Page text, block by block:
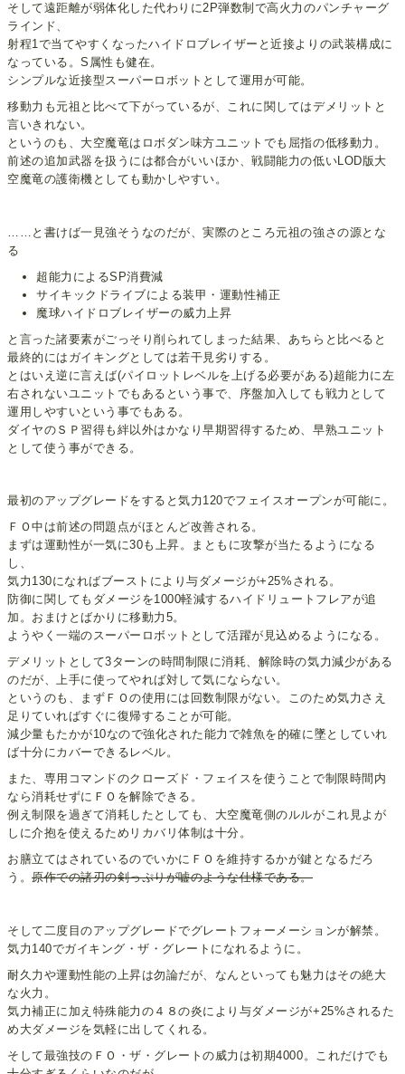
そして遠距離が弱体化した代わりに2P弾数制で高火力のパンチャーグ
ラインド、
射程1で当てやすくなったハイドロブレイザーと近接よりの武装構成に
なっている。S属性も健在。
シンプルな近接型スーパーロボットとして運用が可能。
移動力も元祖と比べて下がっているが、これに関してはデメリットと
言いきれない。
というのも、大空魔竜はロボダン味方ユニットでも屈指の低移動力。
前述の追加武器を扱うには都合がいいほか、戦闘能力の低いLOD版大
空魔竜の護衛機としても動かしやすい。
……と書けば一見強そうなのだが、実際のところ元祖の強さの源とな
る
超能力によるSP消費減
サイキックドライブによる装甲・運動性補正
魔球ハイドロブレイザーの威力上昇
と言った諸要素がごっそり削られてしまった結果、あちらと比べると
最終的にはガイキングとしては若干見劣りする。
とはいえ逆に言えば(パイロットレベルを上げる必要がある)超能力に左
右されないユニットでもあるという事で、序盤加入しても戦力として
運用しやすいという事でもある。
ダイヤのＳＰ習得も絆以外はかなり早期習得するため、早熟ユニット
として使う事ができる。
最初のアップグレードをすると気力120でフェイスオープンが可能に。
ＦＯ中は前述の問題点がほとんど改善される。
まずは運動性が一気に30も上昇。まともに攻撃が当たるようになる
し、
気力130になればブーストにより与ダメージが+25%される。
防御に関してもダメージを1000軽減するハイドリュートフレアが追
加。おまけとばかりに移動力5。
ようやく一端のスーパーロボットとして活躍が見込めるようになる。
デメリットとして3ターンの時間制限に消耗、解除時の気力減少がある
のだが、上手に使ってやれば対して気にならない。
というのも、まずＦＯの使用には回数制限がない。このため気力さえ
足りていればすぐに復帰することが可能。
減少量もたかが10なので強化された能力で雑魚を的確に墜としていれ
ば十分にカバーできるレベル。
また、専用コマンドのクローズド・フェイスを使うことで制限時間内
なら消耗せずにＦＯを解除できる。
例え制限を過ぎて消耗したとしても、大空魔竜側のルルがこれ見よが
しに介抱を使えるためリカバリ体制は十分。
お膳立てはされているのでいかにＦＯを維持するかが鍵となるだろ
う。原作での諸刃の剣っぷりが嘘のような仕様である。
そして二度目のアップグレードでグレートフォーメーションが解禁。
気力140でガイキング・ザ・グレートになれるように。
耐久力や運動性能の上昇は勿論だが、なんといっても魅力はその絶大
な火力。
気力補正に加え特殊能力の４８の炎により与ダメージが+25%されるた
め大ダメージを気軽に出してくれる。
そして最強技のＦＯ・ザ・グレートの威力は初期4000。これだけでも